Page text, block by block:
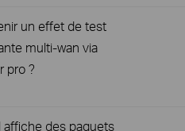
un effet de test
multi-wan via
pro ?
affiche des paquets